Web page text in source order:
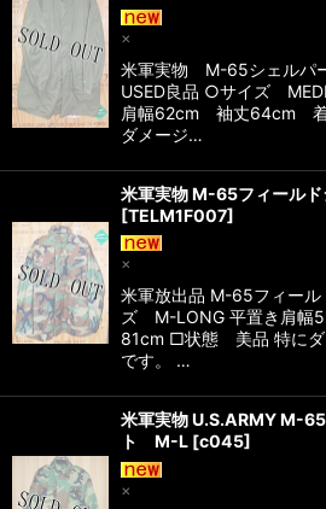
×
米軍実物 M-65シェル
USED良品 ○サイズ
肩幅62cm 袖丈64cm 着
ダメージ…
米軍実物 M-65フィール
[TELM1F007]
×
米軍放出品 M-65フィー
ズ M-LONG 平置き肩幅
81cm □状態 美品 特にダ
です。 …
米軍実物 U.S.ARMY M-
ト M-L [c045]
×